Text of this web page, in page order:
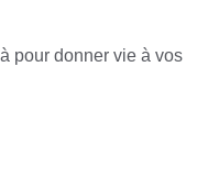
pour donner vie à vos